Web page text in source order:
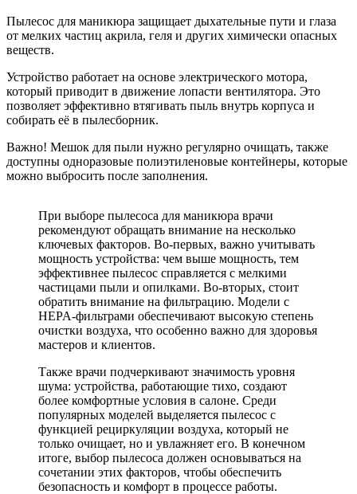
Пылесос для маникюра защищает дыхательные пути и глаза
от мелких частиц акрила, геля и других химически опасных
веществ.
Устройство работает на основе электрического мотора,
который приводит в движение лопасти вентилятора. Это
позволяет эффективно втягивать пыль внутрь корпуса и
собирать её в пылесборник.
Важно! Мешок для пыли нужно регулярно очищать, также
доступны одноразовые полиэтиленовые контейнеры, которые
можно выбросить после заполнения.
При выборе пылесоса для маникюра врачи
рекомендуют обращать внимание на несколько
ключевых факторов. Во-первых, важно учитывать
мощность устройства: чем выше мощность, тем
эффективнее пылесос справляется с мелкими
частицами пыли и опилками. Во-вторых, стоит
обратить внимание на фильтрацию. Модели с
HEPA-фильтрами обеспечивают высокую степень
очистки воздуха, что особенно важно для здоровья
мастеров и клиентов.
Также врачи подчеркивают значимость уровня
шума: устройства, работающие тихо, создают
более комфортные условия в салоне. Среди
популярных моделей выделяется пылесос с
функцией рециркуляции воздуха, который не
только очищает, но и увлажняет его. В конечном
итоге, выбор пылесоса должен основываться на
сочетании этих факторов, чтобы обеспечить
безопасность и комфорт в процессе работы.